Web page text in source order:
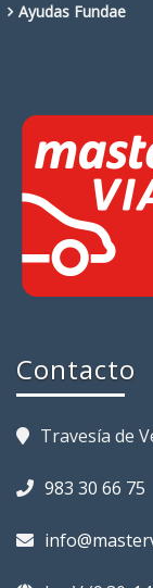
Ayudas Fundae
Contacto
Travesía de
983 30 66 75